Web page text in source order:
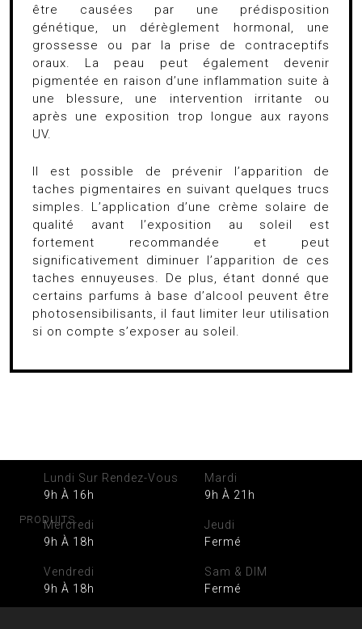
être causées par une prédisposition
génétique, un dérèglement hormonal, une
grossesse ou par la prise de contraceptifs
oraux. La peau peut également devenir
pigmentée en raison d’une inflammation suite à
une blessure, une intervention irritante ou
après une exposition trop longue aux rayons
UV.
Il est possible de prévenir l’apparition de
taches pigmentaires en suivant quelques trucs
simples. L’application d’une crème solaire de
qualité avant l’exposition au soleil est
fortement recommandée et peut
significativement diminuer l’apparition de ces
taches ennuyeuses. De plus, étant donné que
certains parfums à base d’alcool peuvent être
photosensibilisants, il faut limiter leur utilisation
si on compte s’exposer au soleil.
PRODUITS
Lundi Sur Rendez-Vous
9h À 16h
Mardi
9h À 21h
Mercredi
9h À 18h
Jeudi
Fermé
Vendredi
9h À 18h
Sam & DIM
Fermé